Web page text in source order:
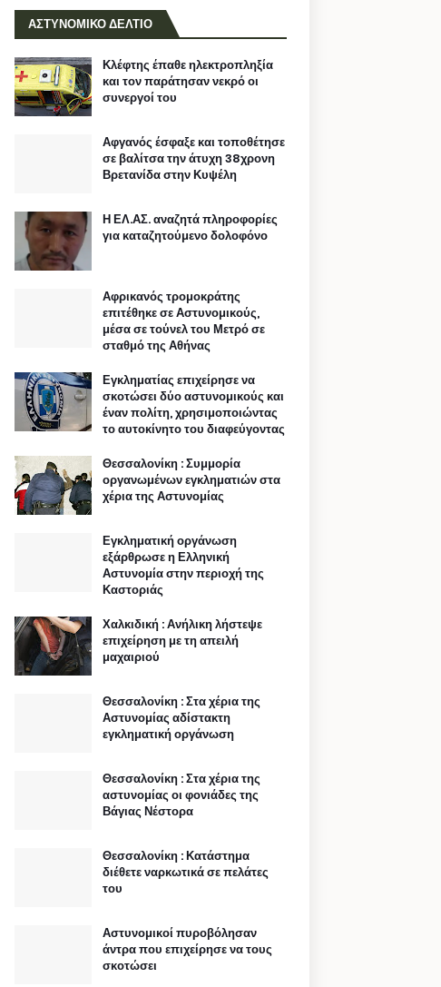
ΑΣΤΥΝΟΜΙΚΟ ΔΕΛΤΙΟ
Κλέφτης έπαθε ηλεκτροπληξία
και τον παράτησαν νεκρό οι
συνεργοί του
Αφγανός έσφαξε και τοποθέτησε
σε βαλίτσα την άτυχη 38χρονη
Βρετανίδα στην Κυψέλη
Η ΕΛ.ΑΣ. αναζητά πληροφορίες
για καταζητούμενο δολοφόνο
Αφρικανός τρομοκράτης
επιτέθηκε σε Αστυνομικούς,
μέσα σε τούνελ του Μετρό σε
σταθμό της Αθήνας
Εγκληματίας επιχείρησε να
σκοτώσει δύο αστυνομικούς και
έναν πολίτη, χρησιμοποιώντας
το αυτοκίνητο του διαφεύγοντας
Θεσσαλονίκη : Συμμορία
οργανωμένων εγκληματιών στα
χέρια της Αστυνομίας
Εγκληματική οργάνωση
εξάρθρωσε η Ελληνική
Αστυνομία στην περιοχή της
Καστοριάς
Χαλκιδική : Ανήλικη λήστεψε
επιχείρηση με τη απειλή
μαχαιριού
Θεσσαλονίκη : Στα χέρια της
Αστυνομίας αδίστακτη
εγκληματική οργάνωση
Θεσσαλονίκη : Στα χέρια της
αστυνομίας οι φονιάδες της
Βάγιας Νέστορα
Θεσσαλονίκη : Κατάστημα
διέθετε ναρκωτικά σε πελάτες
του
Αστυνομικοί πυροβόλησαν
άντρα που επιχείρησε να τους
σκοτώσει